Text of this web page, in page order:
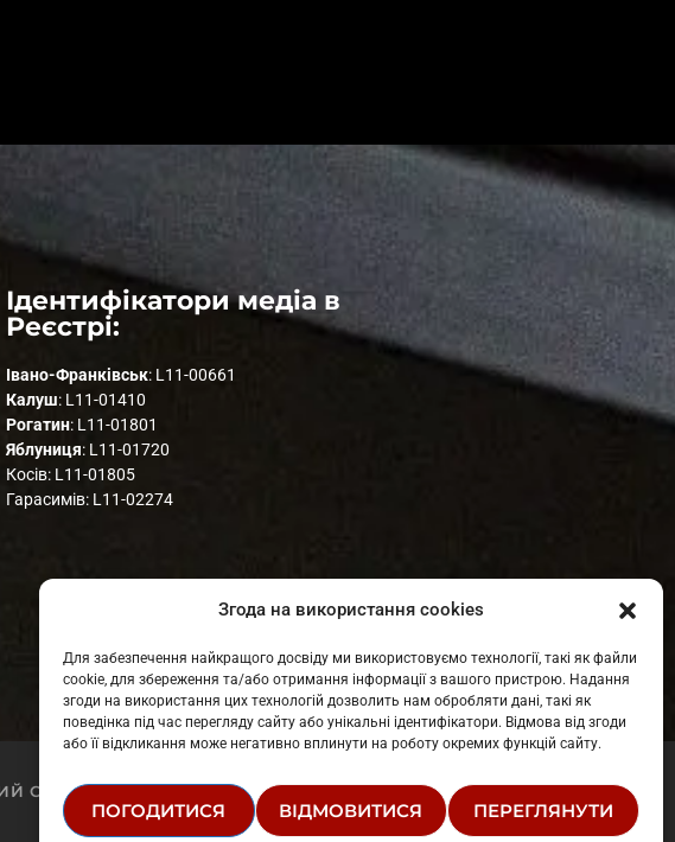
Згода на використання cookies
Для забезпечення найкращого досвіду ми використовуємо технології, такі як файли
cookie, для збереження та/або отримання інформації з вашого пристрою. Надання
згоди на використання цих технологій дозволить нам обробляти дані, такі як
поведінка під час перегляду сайту або унікальні ідентифікатори. Відмова від згоди
або її відкликання може негативно вплинути на роботу окремих функцій сайту.
ПОГОДИТИСЯ ВІДМОВИТИСЯ ПЕРЕГЛЯНУТИ
share
1
email
Ідентифікатори медіа в
Реєстрі:
Івано-Франківськ: L11-00661
Калуш: L11-01410
Рогатин: L11-01801
Яблуниця: L11-01720
Косів: L11-01805
Гарасимів: L11-02274
СТАТУТ СТРУКТУРА ВЛАСНОСТІ